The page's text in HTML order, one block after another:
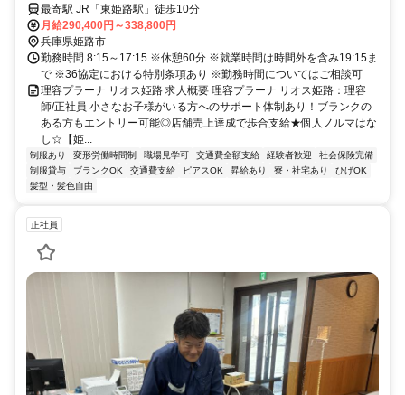
理容室、理容師、正社員】
最寄駅 JR「東姫路駅」徒歩10分
月給290,400円～338,800円
兵庫県姫路市
勤務時間 8:15～17:15 ※休憩60分 ※就業時間は時間外を含み19:15ま
で ※36協定における特別条項あり ※勤務時間についてはご相談可
理容プラーナ リオス姫路 求人概要 理容プラーナ リオス姫路：理容
師/正社員 小さなお子様がいる方へのサポート体制あり！ブランクの
ある方もエントリー可能◎店舗売上達成で歩合支給★個人ノルマはな
し☆【姫...
制服あり 変形労働時間制 職場見学可 交通費全額支給 経験者歓迎
社会保険完備
制服貸与
ブランクOK 交通費支給 ピアスOK 昇給あり 寮・社宅あり
ひげOK
髪型・髪色自由
正社員